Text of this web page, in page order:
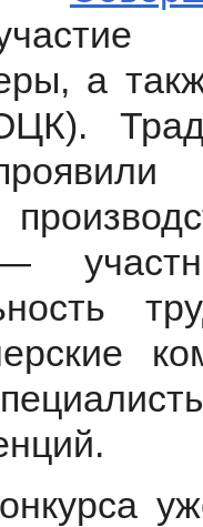
а